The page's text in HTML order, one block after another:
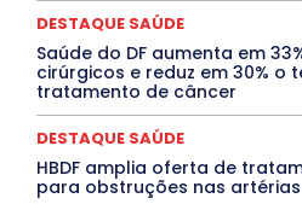
PROCESSO
QUALIFICAÇÃO
Rio de Janeiro
Santa Catarina
São
Saúde Agora
TÁ FROID?
TEATRO
DESTAQUE SAÚDE
Saúde do DF aumenta em
cirúrgicos e reduz em 30% o
tratamento de câncer
DESTAQUE SAÚDE
HBDF amplia oferta de
para obstruções nas